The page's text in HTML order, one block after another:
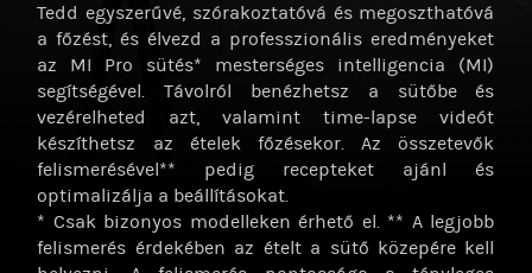
Tedd egyszerűvé, szórakoztatóvá és megoszthatóvá
a főzést, és élvezd a professzionális eredményeket
az MI Pro sütés* mesterséges intelligencia (MI)
segítségével. Távolról benézhetsz a sütőbe és
vezérelheted azt, valamint time-lapse videót
készíthetsz az ételek főzésekor. Az összetevők
felismerésével** pedig recepteket ajánl és
optimalizálja a beállításokat.
* Csak bizonyos modelleken érhető el. ** A legjobb
felismerés érdekében az ételt a sütő közepére kell